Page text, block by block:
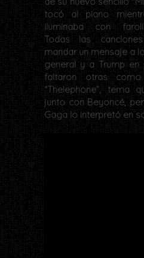
tocó al piano
iluminaba con
Todas las
mandar un mensaje a
general y a Trump en
faltaron otras
“Thelephone”, tema
junto con Beyoncé,
Gaga lo interpretó en